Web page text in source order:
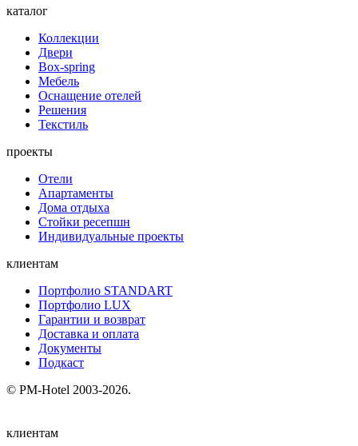
каталог
Коллекции
Двери
Box-spring
Мебель
Оснащение отелей
Решения
Текстиль
проекты
Отели
Апартаменты
Дома отдыха
Стойки ресепшн
Индивидуальные проекты
клиентам
Портфолио STANDART
Портфолио LUX
Гарантии и возврат
Доставка и оплата
Документы
Подкаст
© PM-Hotel 2003-2026.
клиентам